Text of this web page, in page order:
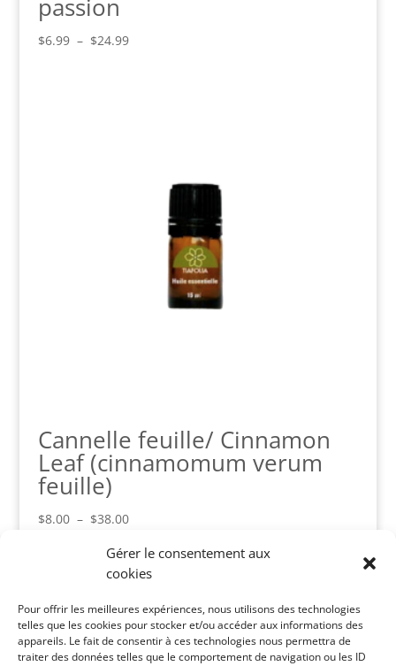
Gérer le consentement aux
cookies
Pour offrir les meilleures expériences, nous utilisons des technologies
telles que les cookies pour stocker et/ou accéder aux informations des
appareils. Le fait de consentir à ces technologies nous permettra de
traiter des données telles que le comportement de navigation ou les ID
passion
$6.99 – $24.99Plage
Cannelle feuille/ Cinnamon
Leaf (cinnamomum verum
feuille)
$8.00 – $38.00Plage
prix :
$8.00
$38.00
Votre panier est vide.
Catégories de produits